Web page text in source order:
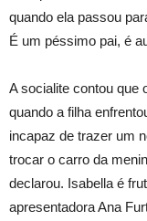
quando ela passou
É um péssimo pai, é
A socialite contou que
quando a filha
incapaz de trazer um
trocar o carro da
declarou. Isabella é
apresentadora Ana